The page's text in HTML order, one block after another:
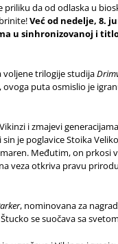
priliku da od odlaska u
Već od nedelje, 8.
u sinhronizovanoj i
voljene trilogije studija
, ovoga puta osmislio je
i zmajevi
je poglavice Stoika
Međutim, on
veza otkriva pravu
, nominovana za
se suočava sa